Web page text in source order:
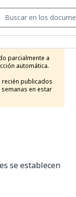
parcialmente a
automática.
publicados
en estar
se establecen